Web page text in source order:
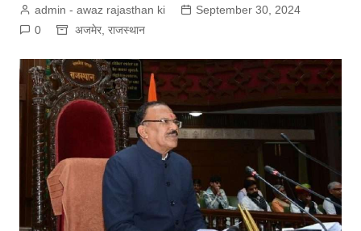
admin - awaz rajasthan ki
September 30, 2024
0
अजमेर, राजस्थान